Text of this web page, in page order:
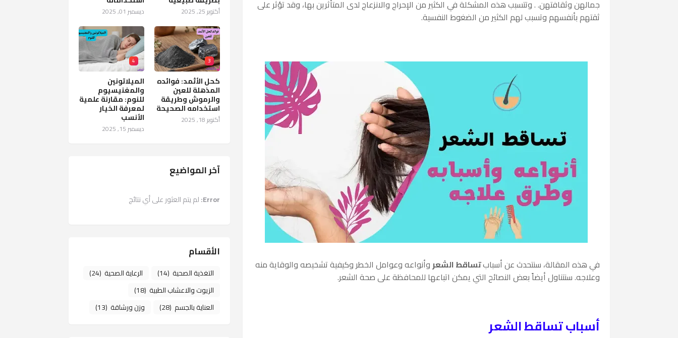
جمالهن وثقافتهن. . وتتسبب هذه المشكلة في الكثير من الإحراج والانزعاج لدى المتأثرين بها، وقد تؤثر على
ثقتهم بأنفسهم وتسبب لهم الكثير من الضغوط النفسية.
في هذه المقالة، سنتحدث عن أسبابتساقط الشعر وأنواعه وعوامل الخطر وكيفية تشخيصه والوقاية منه
وعلاجه. سنتناول أيضاً بعض النصائح التي يمكن اتباعها للمحافظة على صحة الشعر.
أسباب تساقط الشعر
أكتوبر 25, 2025 ديسمبر 01, 2025
3
كحل الأثمد: فوائده
المذهلة للعين
والرموش وطريقة
استخدامه الصحيحة
أكتوبر 18, 2025
4
الميلاتونين
والمغنيسيوم
للنوم: مقارنة علمية
لمعرفة الخيار
الأنسب
ديسمبر 15, 2025
آخر المواضيع
Error: لم يتم العثور على أي نتائج
الأقسام
التغذية الصحية (14) الرعاية الصحية (24)
الزيوت والاعشاب الطبية (18)
العناية بالجسم (28) وزن ورشاقة (13)